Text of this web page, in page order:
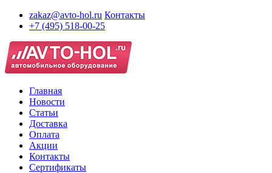
zakaz@avto-hol.ru Контакты
+7 (495) 518-00-25
Главная
Новости
Статьи
Доставка
Оплата
Акции
Контакты
Сертификаты